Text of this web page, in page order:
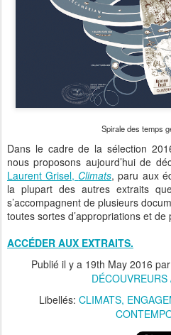
Spirale des temps
Dans le cadre de la sélection
nous proposons aujourd’hui de
Laurent Grisel, Climats, paru aux
la plupart des autres extraits
s’accompagnent de plusieurs
toutes sortes d’appropriations et de
ACCÉDER AUX EXTRAITS.
Publié il y a 19th May 2016 par
Libellés: CLIMATS